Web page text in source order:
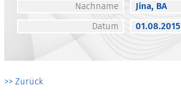
Nachname
Jina, BA
Datum
01.08.2015
>> Zurück